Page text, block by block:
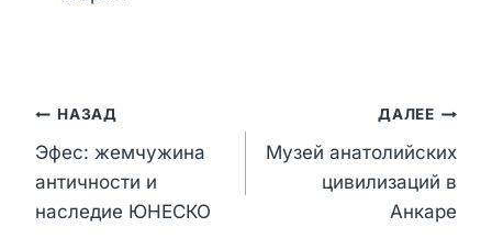
Навигация
записям
НАЗАД
Эфес: жемчужина
античности и
наследие ЮНЕСКО
ДАЛЕЕ
Музей анатолийских
цивилизаций в
Анкаре